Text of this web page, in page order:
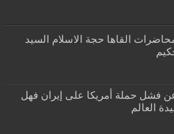
القاها حجة الاسلام السيد
فشل حملة أمريكا على إيران فهل
العالم